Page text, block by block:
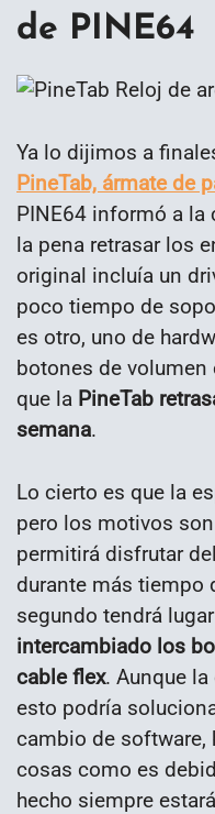
de PINE64
Ya lo dijimos a
PineTab, ármate de
PINE64 informó a la
la pena retrasar los
original incluía un
poco tiempo de
es otro, uno de
botones de volumen
que la PineTab
semana.
Lo cierto es que la
pero los motivos
permitirá disfrutar
durante más tiempo
segundo tendrá
intercambiado los
cable flex. Aunque
esto podría
cambio de software,
cosas como es
hecho siempre